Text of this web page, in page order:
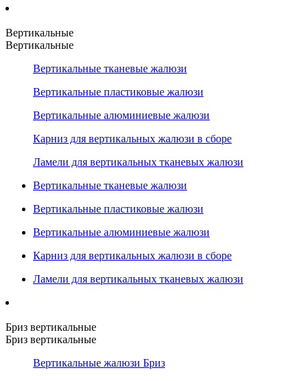
Вертикальные
Вертикальные
Вертикальные тканевые жалюзи
Вертикальные пластиковые жалюзи
Вертикальные алюминиевые жалюзи
Карниз для вертикальных жалюзи в сборе
Ламели для вертикальных тканевых жалюзи
Вертикальные тканевые жалюзи
Вертикальные пластиковые жалюзи
Вертикальные алюминиевые жалюзи
Карниз для вертикальных жалюзи в сборе
Ламели для вертикальных тканевых жалюзи
Бриз вертикальные
Бриз вертикальные
Вертикальные жалюзи Бриз